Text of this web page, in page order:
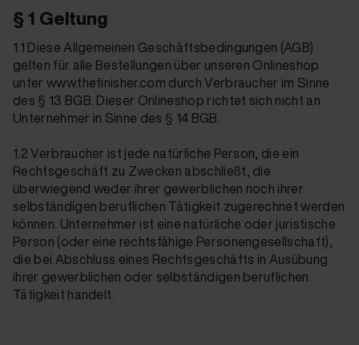
§ 1 Geltung
1.1 Diese Allgemeinen Geschäftsbedingungen (AGB)
gelten für alle Bestellungen über unseren Onlineshop
unter www.thefinisher.com durch Verbraucher im Sinne
des § 13 BGB. Dieser Onlineshop richtet sich nicht an
Unternehmer in Sinne des § 14 BGB.
1.2 Verbraucher ist jede natürliche Person, die ein
Rechtsgeschäft zu Zwecken abschließt, die
überwiegend weder ihrer gewerblichen noch ihrer
selbständigen beruflichen Tätigkeit zugerechnet werden
können. Unternehmer ist eine natürliche oder juristische
Person (oder eine rechtsfähige Personengesellschaft),
die bei Abschluss eines Rechtsgeschäfts in Ausübung
ihrer gewerblichen oder selbständigen beruflichen
Tätigkeit handelt.